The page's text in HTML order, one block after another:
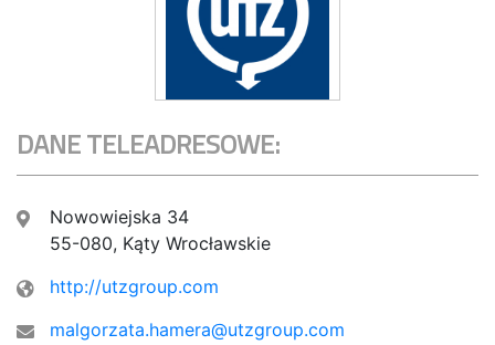
DANE TELEADRESOWE:
Nowowiejska 34
55-080, Kąty Wrocławskie
http://utzgroup.com
malgorzata.hamera@utzgroup.com